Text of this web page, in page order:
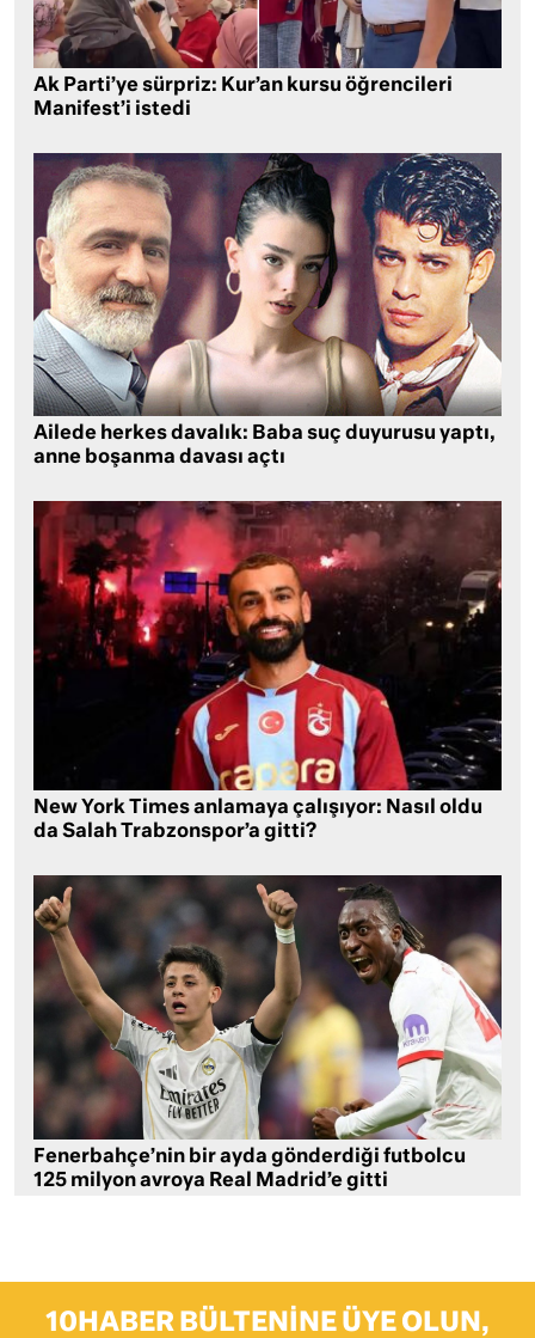
Ak Parti’ye sürpriz: Kur’an kursu öğrencileri
Manifest’i istedi
Ailede herkes davalık: Baba suç duyurusu yaptı,
anne boşanma davası açtı
New York Times anlamaya çalışıyor: Nasıl oldu
da Salah Trabzonspor’a gitti?
Fenerbahçe’nin bir ayda gönderdiği futbolcu
125 milyon avroya Real Madrid’e gitti
10HABER BÜLTENINE ÜYE OLUN,